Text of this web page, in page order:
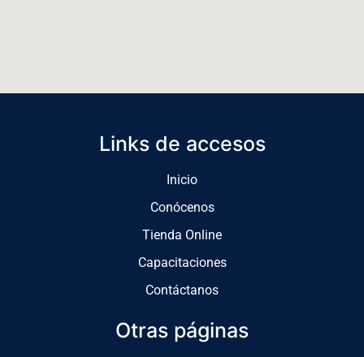
Links de accesos
Inicio
Conócenos
Tienda Online
Capacitaciones
Contáctanos
Otras páginas